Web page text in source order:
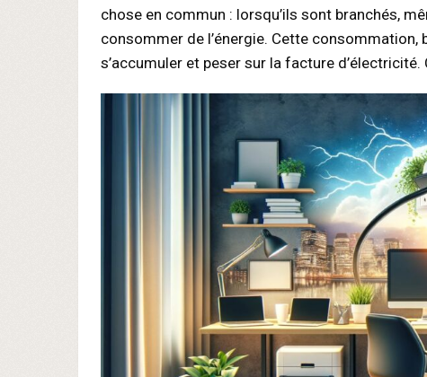
chose en commun : lorsqu’ils sont branchés,
consommer de l’énergie. Cette consommation,
s’accumuler et peser sur la facture